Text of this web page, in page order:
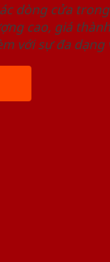
dòng cửa
cao, giá
với sự đa dạng